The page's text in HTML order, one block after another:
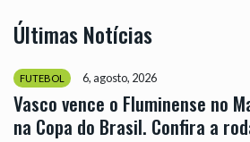
Últimas Notícias
FUTEBOL 6, agosto, 2026
Vasco vence o Fluminense no
na Copa do Brasil. Confira a